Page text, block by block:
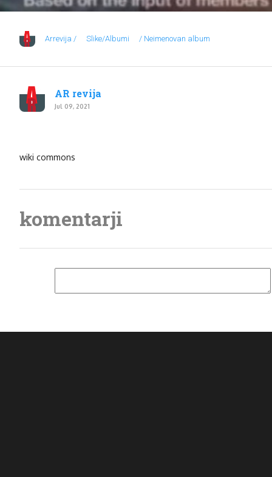
Arrevija / Slike/Albumi / Neimenovan album
AR revija
Jul 09, 2021
wiki commons
komentarji